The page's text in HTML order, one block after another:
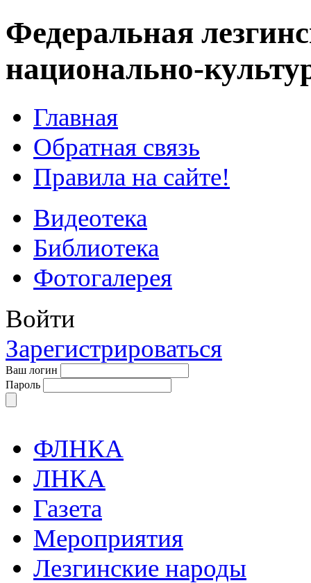
Федеральная
национально-
Главная
Обратная связь
Правила на сайте!
Видеотека
Библиотека
Фотогалерея
Войти
Зарегистрироваться
Ваш логин
Пароль
ФЛНКА
ЛНКА
Газета
Мероприятия
Лезгинские народы